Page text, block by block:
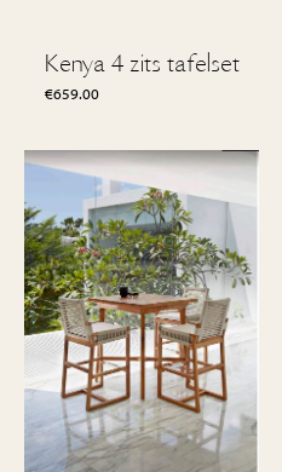
Kenya 4 zits tafelset
€659.00